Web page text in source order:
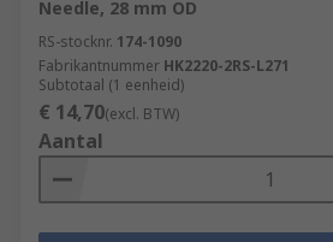
Needle, 28 mm OD
RS-stocknr. 174-1090
Fabrikantnummer HK2220-2RS-L271
Subtotaal (1 eenheid)
€ 14,70(excl. BTW)
Aantal